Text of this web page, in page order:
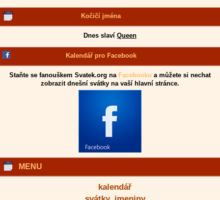
Kočičí jména
Dnes slaví Queen
Kalendář pro Facebook
Staňte se fanouškem Svatek.org na Facebooku a můžete si nechat
zobrazit dnešní svátky na vaší hlavní stránce.
MENU
kalendář